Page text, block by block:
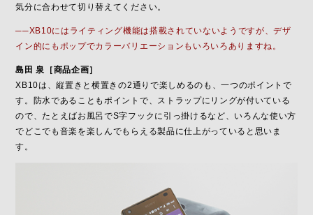
気分に合わせて切り替えてください。
──XB10にはライティング機能は搭載されていないようですが、デザ
イン的にもポップでカラーバリエーションもいろいろありますね。
島田 泉［商品企画］
XB10は、縦置きと横置きの2通りで楽しめるのも、一つのポイントで
す。防水であることもポイントで、ストラップにリングが付いている
ので、たとえばお風呂でS字フックに引っ掛けるなど、いろんな使い方
でどこでも音楽を楽しんでもらえる製品に仕上がっていると思いま
す。